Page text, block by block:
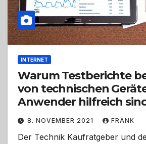
INTERNET
Warum Testberichte
von technischen
Anwender hilfreich
8. NOVEMBER 2021 FRANK
Der Technik Kaufratgeber und